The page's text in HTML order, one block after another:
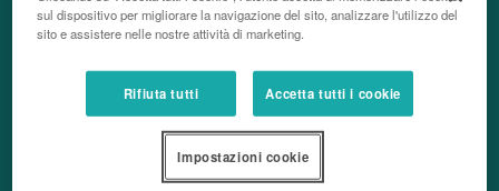
Nome e cognome
sul dispositivo per migliorare la navigazione del sito, analizzare l'utilizzo del
sito e assistere nelle nostre attività di marketing.
Rifiuta tutti Accetta tutti i cookie
Impostazioni cookie